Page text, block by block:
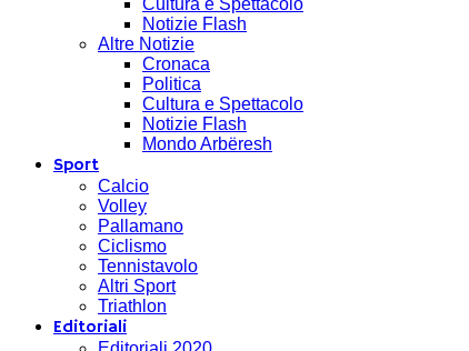
Cultura e Spettacolo
Notizie Flash
Altre Notizie
Cronaca
Politica
Cultura e Spettacolo
Notizie Flash
Mondo Arbëresh
Sport
Calcio
Volley
Pallamano
Ciclismo
Tennistavolo
Altri Sport
Triathlon
Editoriali